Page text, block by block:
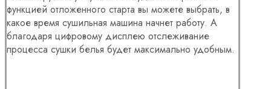
функцией отложенного старта вы можете выбрать, в
какое время сушильная машина начнет работу. А
благодаря цифровому дисплею отслеживание
процесса сушки белья будет максимально удобным.